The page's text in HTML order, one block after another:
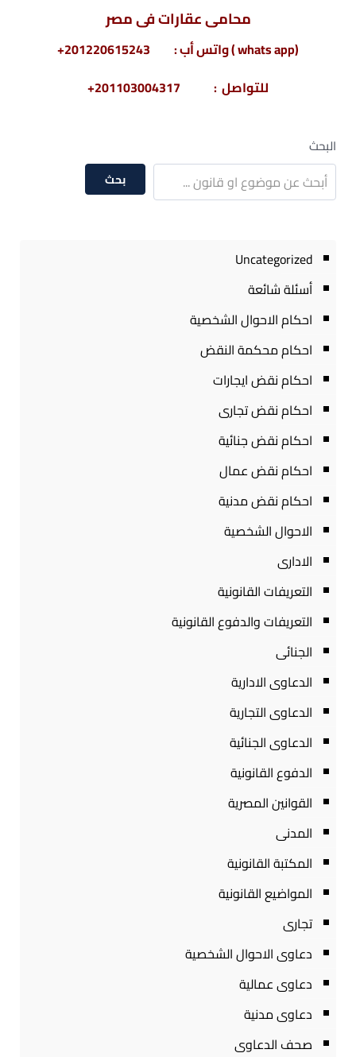
محامى عقارات فى مصر
(whats app ) واتس أب : 201220615243+
للتواصل : 201103004317+
البحث
بحث
Uncategorized
أسئلة شائعة
احكام الاحوال الشخصية
احكام محكمة النقض
احكام نقض ايجارات
احكام نقض تجارى
احكام نقض جنائية
احكام نقض عمال
احكام نقض مدنية
الاحوال الشخصية
الادارى
التعريفات القانونية
التعريفات والدفوع القانونية
الجنائى
الدعاوى الادارية
الدعاوى التجارية
الدعاوى الجنائية
الدفوع القانونية
القوانين المصرية
المدنى
المكتبة القانونية
المواضيع القانونية
تجارى
دعاوى الاحوال الشخصية
دعاوى عمالية
دعاوى مدنية
صحف الدعاوى